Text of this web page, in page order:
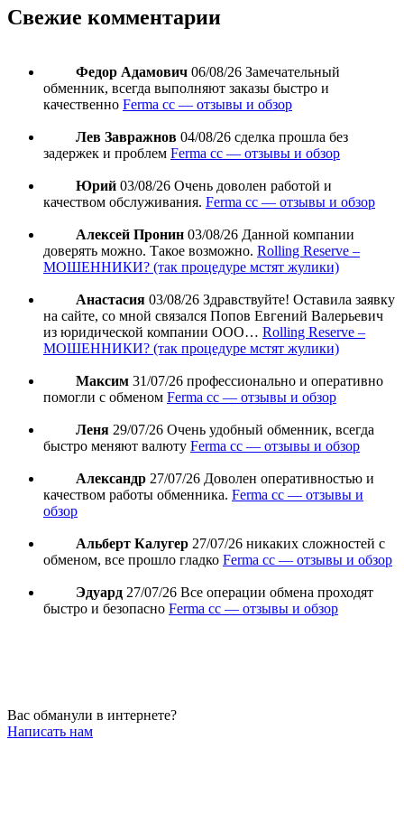
Свежие комментарии
Федор Адамович 06/08/26 Замечательный
обменник, всегда выполняют заказы быстро и
качественно Ferma cc — отзывы и обзор
Лев Завражнов 04/08/26 сделка прошла без
задержек и проблем Ferma cc — отзывы и обзор
Юрий 03/08/26 Очень доволен работой и
качеством обслуживания. Ferma cc — отзывы и обзор
Алексей Пронин 03/08/26 Данной компании
доверять можно. Такое возможно. Rolling Reserve –
МОШЕННИКИ? (так процедуре мстят жулики)
Анастасия 03/08/26 Здравствуйте! Оставила заявку
на сайте, со мной связался Попов Евгений Валерьевич
из юридической компании ООО… Rolling Reserve –
МОШЕННИКИ? (так процедуре мстят жулики)
Максим 31/07/26 профессионально и оперативно
помогли с обменом Ferma cc — отзывы и обзор
Леня 29/07/26 Очень удобный обменник, всегда
быстро меняют валюту Ferma cc — отзывы и обзор
Александр 27/07/26 Доволен оперативностью и
качеством работы обменника. Ferma cc — отзывы и
обзор
Альберт Калугер 27/07/26 никаких сложностей с
обменом, все прошло гладко Ferma cc — отзывы и обзор
Эдуард 27/07/26 Все операции обмена проходят
быстро и безопасно Ferma cc — отзывы и обзор
Вас обманули в интернете?
Написать нам